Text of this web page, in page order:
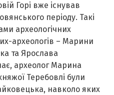
Горі вже існував
періоду. Такі
археологічних
археологів – Марини
та Ярослава
археолог Марина
Теребовлі були
навколо яких